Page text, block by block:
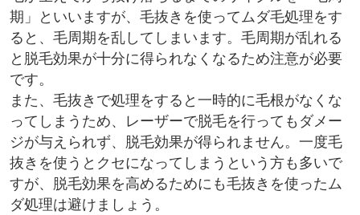
期」といいますが、毛抜きを使ってムダ毛処理をす
ると、毛周期を乱してしまいます。毛周期が乱れる
と脱毛効果が十分に得られなくなるため注意が必要
です。
また、毛抜きで処理をすると一時的に毛根がなくな
ってしまうため、レーザーで脱毛を行ってもダメー
ジが与えられず、脱毛効果が得られません。一度毛
抜きを使うとクセになってしまうという方も多いで
すが、脱毛効果を高めるためにも毛抜きを使ったム
ダ処理は避けましょう。